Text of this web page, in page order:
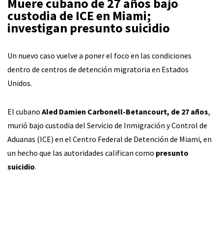
custodia de ICE en Miami;
investigan presunto suicidio
Un nuevo caso vuelve a poner el foco en las condiciones
dentro de centros de detención migratoria en Estados
Unidos.
El cubano Aled Damien Carbonell-Betancourt, de 27 años,
murió bajo custodia del Servicio de Inmigración y Control de
Aduanas (ICE) en el Centro Federal de Detención de Miami, en
un hecho que las autoridades califican como presunto
suicidio.